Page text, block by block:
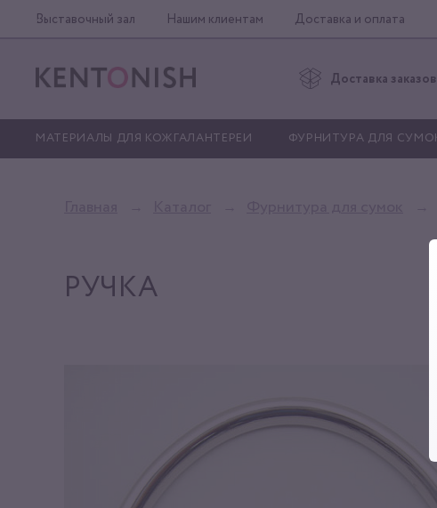
Выставочный зал Нашим клиентам Доставка и оплата
Доставка заказов
МАТЕРИАЛЫ ДЛЯ КОЖГАЛАНТЕРЕИ ФУРНИТУРА ДЛЯ
РУЧКА